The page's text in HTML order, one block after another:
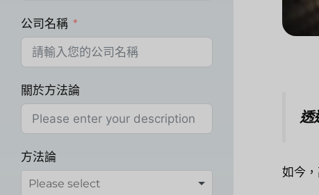
透
如今
公司名稱
關於方法論
方法論